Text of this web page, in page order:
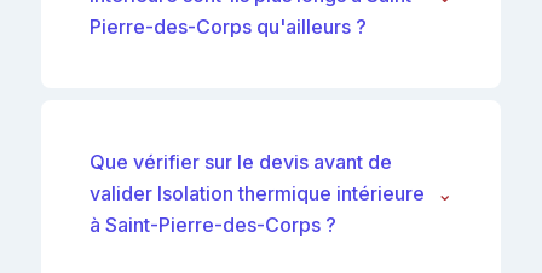
Pierre-des-Corps qu'ailleurs ?
Que vérifier sur le devis avant de
valider Isolation thermique intérieure
à Saint-Pierre-des-Corps ?
⌄